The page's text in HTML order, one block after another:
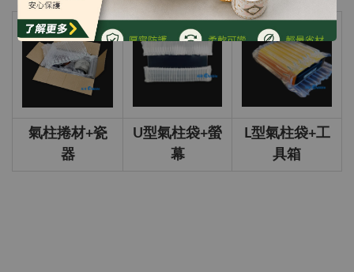
氣柱捲材+瓷
器
U型氣柱袋+螢
幕
L型氣柱袋+工
具箱